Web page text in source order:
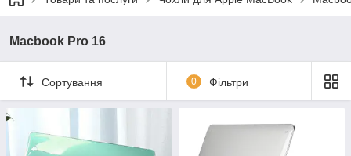
Macbook Pro 16
Сортування 0 Фільтри